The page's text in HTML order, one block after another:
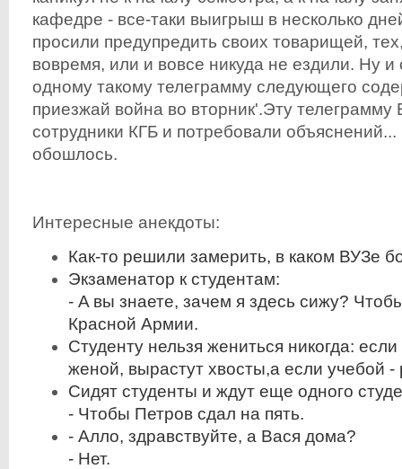
кафедре - все-таки выигрыш в несколько
просили предупредить своих товарищей,
вовремя, или и вовсе никуда не ездили. Ну и
одному такому телеграмму следующего
приезжай война во вторник'.Эту телеграмму
сотрудники КГБ и потребовали объяснений...
обошлось.
Интересные анекдоты:
Как-то решили замерить, в каком ВУЗе
Экзаменатор к студентам:
- A вы знаете, зачем я здесь сижу?
Красной Армии.
Студенту нельзя жениться никогда:
женой, вырастут хвосты,а если учебой -
Сидят студенты и ждут еще одного
- Чтобы Петров сдал на пять.
- Алло, здравствуйте, а Вася дома?
- Нет.